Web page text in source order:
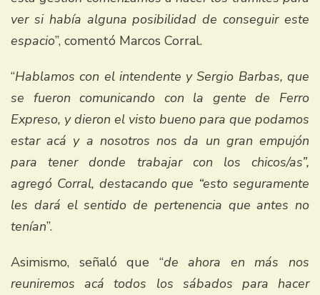
ver si había alguna posibilidad de conseguir este
espacio”, comentó Marcos Corral.
“Hablamos con el intendente y Sergio Barbas, que
se fueron comunicando con la gente de Ferro
Expreso, y dieron el visto bueno para que podamos
estar acá y a nosotros nos da un gran empujón
para tener donde trabajar con los chicos/as”,
agregó Corral, destacando que “esto seguramente
les dará el sentido de pertenencia que antes no
tenían”.
Asimismo, señaló que “de ahora en más nos
reuniremos acá todos los sábados para hacer